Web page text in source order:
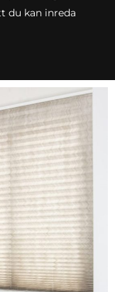
du kan inreda